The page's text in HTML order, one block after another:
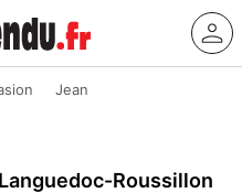
Jean
Roussillon